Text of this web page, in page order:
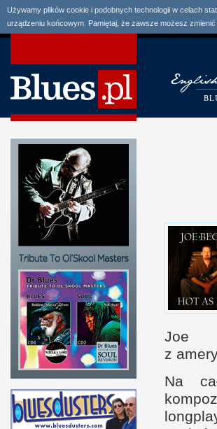
Używamy plików cookie i podobnych technologii w celach
urządzeniu końcowym. Pamiętaj, że zawsze możesz zmienić
Joe
z a
Na